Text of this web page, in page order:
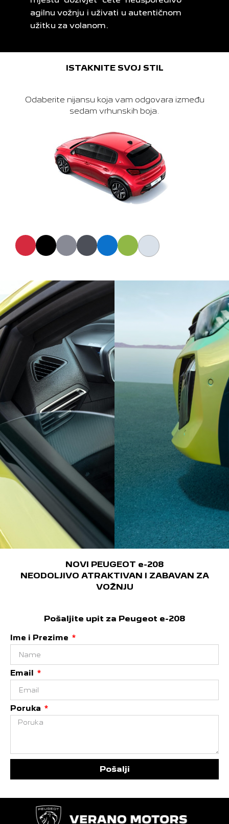
agilnu vožnju i uživati u autentičnom
užitku za volanom.
ISTAKNITE SVOJ STIL
Odaberite nijansu koja vam odgovara između
sedam vrhunskih boja.
NOVI PEUGEOT e-208
NEODOLJIVO ATRAKTIVAN I ZABAVAN ZA
VOŽNJU
Pošaljite upit za Peugeot e-208
Ime i Prezime
Email
Poruka
Pošalji